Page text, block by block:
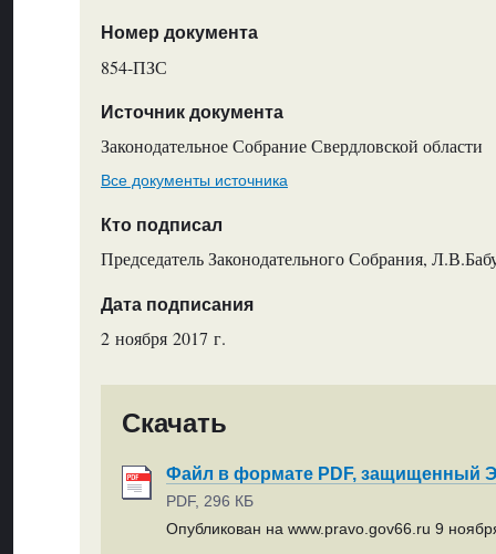
Номер документа
854-ПЗС
Источник документа
Законодательное Собрание Свердловской области
Все документы источника
Кто подписал
Председатель Законодательного Собрания,
Дата подписания
2 ноября 2017 г.
Скачать
Файл в формате PDF, защищенный
PDF, 296 КБ
Опубликован на www.pravo.gov66.ru 9